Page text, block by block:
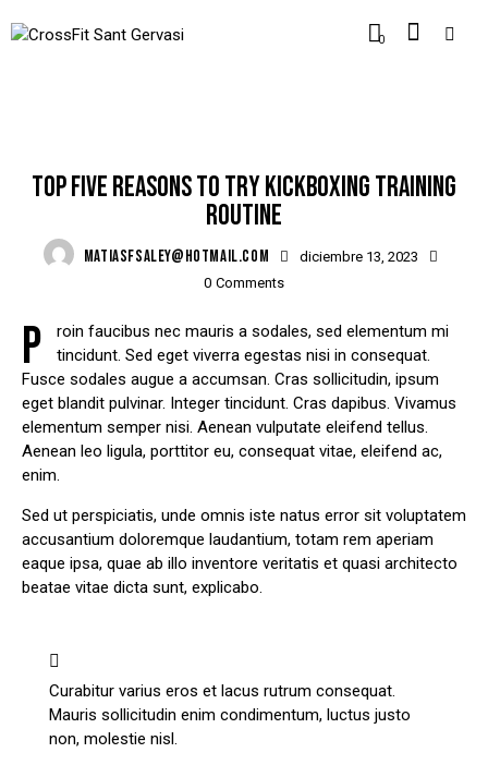
0
TOP FIVE REASONS TO TRY KICKBOXING TRAINING
ROUTINE
MATIASFSALEY@HOTMAIL.COM
diciembre 13, 2023
0 Comments
P
roin faucibus nec mauris a sodales, sed elementum mi
tincidunt. Sed eget viverra egestas nisi in consequat.
Fusce sodales augue a accumsan. Cras sollicitudin, ipsum
eget blandit pulvinar. Integer tincidunt. Cras dapibus. Vivamus
elementum semper nisi. Aenean vulputate eleifend tellus.
Aenean leo ligula, porttitor eu, consequat vitae, eleifend ac,
enim.
Sed ut perspiciatis, unde omnis iste natus error sit voluptatem
accusantium doloremque laudantium, totam rem aperiam
eaque ipsa, quae ab illo inventore veritatis et quasi architecto
beatae vitae dicta sunt, explicabo.
Curabitur varius eros et lacus rutrum consequat.
Mauris sollicitudin enim condimentum, luctus justo
non, molestie nisl.